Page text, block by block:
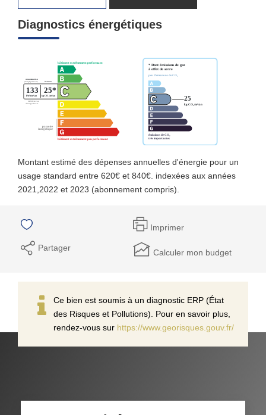
Diagnostics énergétiques
Montant estimé des dépenses annuelles d'énergie pour un
usage standard entre 620€ et 840€. indexées aux années
2021,2022 et 2023 (abonnement compris).
Imprimer
Partager Calculer mon budget
Ce bien est soumis à un diagnostic ERP (État
des Risques et Pollutions). Pour en savoir plus,
rendez-vous sur https://www.georisques.gouv.fr/